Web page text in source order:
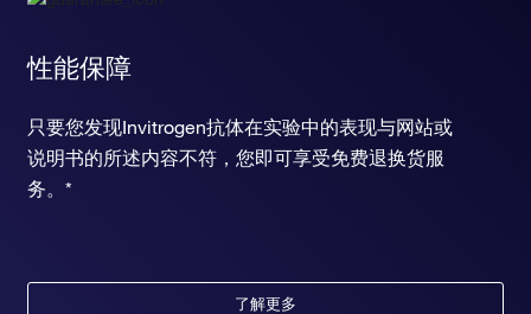
性能保障
只要您发现Invitrogen抗体在实验中的表现与网站或
说明书的所述内容不符，您即可享受免费退换货服
务。*
了解更多